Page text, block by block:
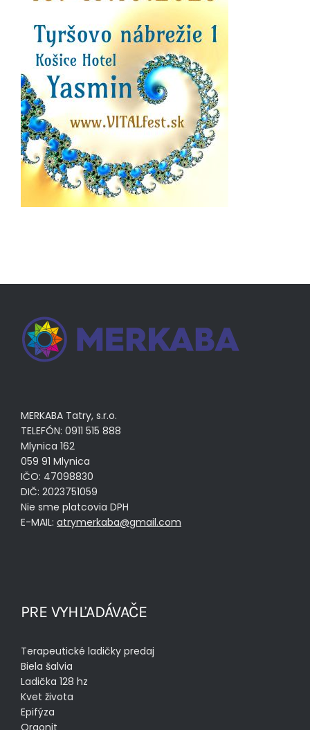
MERKABA Tatry, s.r.o.
TELEFÓN: 0911 515 888
Mlynica 162
059 91 Mlynica
IČO: 47098830
DIČ: 2023751059
Nie sme platcovia DPH
E-MAIL: atrymerkaba@gmail.com
PRE VYHĽADÁVAČE
Terapeutické ladičky predaj
Biela šalvia
Ladička 128 hz
Kvet života
Epifýza
Orgonit